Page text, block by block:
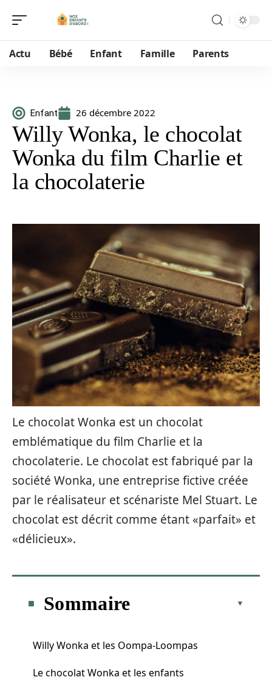
Actu Bébé Enfant Famille Parents
Enfant 26 décembre 2022
Willy Wonka, le chocolat
Wonka du film Charlie et
la chocolaterie
Le chocolat Wonka est un chocolat
emblématique du film Charlie et la
chocolaterie. Le chocolat est fabriqué par la
société Wonka, une entreprise fictive créée
par le réalisateur et scénariste Mel Stuart. Le
chocolat est décrit comme étant «parfait» et
«délicieux».
Sommaire
Willy Wonka et les Oompa-Loompas
Le chocolat Wonka et les enfants